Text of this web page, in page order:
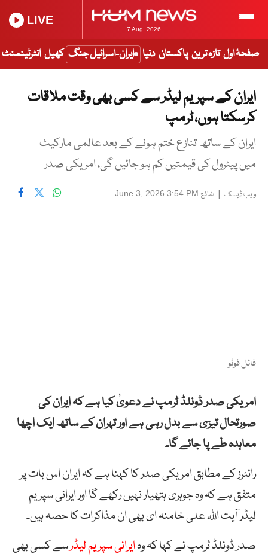
7 Aug, 2026
LIVE
صفحۂ اول تازہ ترین پاکستان دنیا ایران-اسرائیل جنگ کھیل انٹرٹینمنٹ
ایران کے سپریم لیڈر سے کسی بھی وقت ملاقات
کرسکتا ہوں، ٹرمپ
ایران کے ساتھ تنازع ختم ہونے کے بعد عالمی مارکیٹ
میں پیٹرول کی قیمتیں کم ہو جائیں گی، امریکی صدر
ویب ڈیسک | شائع June 3, 2026 3:54 PM
فائل فوٹو
امریکی صدر ڈونلڈ ٹرمپ نے دعویٰ کیا ہے کہ ایران کی
صورتحال تیزی سے بدل رہی ہے اور تہران کے ساتھ ایک اچھا
معاہدہ طے پا جائے گا۔
رائٹرز کے مطابق امریکی صدر کا کہنا ہے کہ ایران اس بات پر
متفق ہے کہ وہ جوہری ہتھیار نہیں رکھے گا اور ایرانی سپریم
لیڈر آیت اللہ علی خامنہ ای بھی ان مذاکرات کا حصہ ہیں۔
صدر ڈونلڈ ٹرمپ نے کہا کہ وہایرانی سپریم لیڈرسے کسی بھی